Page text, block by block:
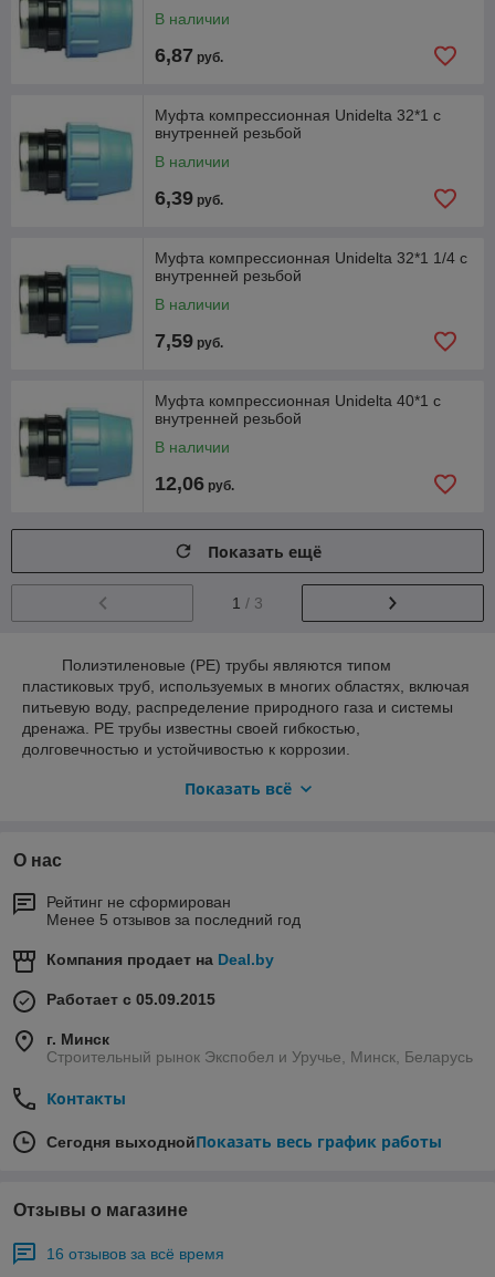
В наличии
6,87 руб.
Муфта компрессионная Unidelta 32*1 с
внутренней резьбой
В наличии
6,39 руб.
Муфта компрессионная Unidelta 32*1 1/4 с
внутренней резьбой
В наличии
7,59 руб.
Муфта компрессионная Unidelta 40*1 с
внутренней резьбой
В наличии
12,06 руб.
Показать ещё
1 / 3
Полиэтиленовые (PE) трубы являются типом
пластиковых труб, используемых в многих областях, включая
питьевую воду, распределение природного газа и системы
дренажа. PE трубы известны своей гибкостью,
долговечностью и устойчивостью к коррозии.
фитингов, используемых для подключения PE труб. Они
Компрессионные фитинги широко используются в многих
Proaqua.by - сайт отопительного оборудования для частного
дома, дачи и квартиры. Технологичное оборудование для
систем отопления, водоснабжения и канализации найдёте
здесь. Мы продаём с душой! Звоните! Пишите! Приезжайте!
Показать всё
О нас
Рейтинг не сформирован
Менее 5 отзывов за последний год
Компания продает на Deal.by
Работает с 05.09.2015
г. Минск
Строительный рынок Экспобел и Уручье, Минск, Беларусь
Контакты
Сегодня выходнойПоказать весь график работы
Отзывы о магазине
16 отзывов за всё время